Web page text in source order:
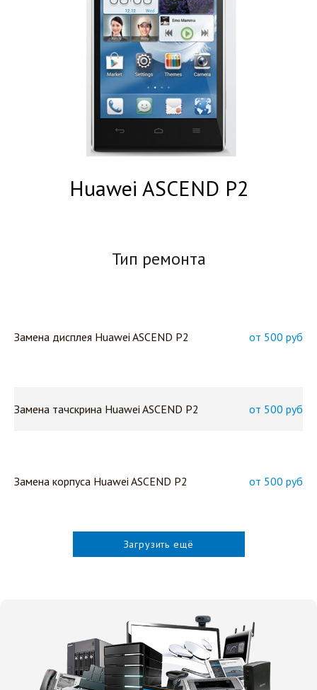
Huawei ASCEND P2
Тип ремонта
Замена дисплея Huawei ASCEND P2 от 500 руб
Замена тачскрина Huawei ASCEND P2 от 500 руб
Замена корпуса Huawei ASCEND P2 от 500 руб
Загрузить ещё